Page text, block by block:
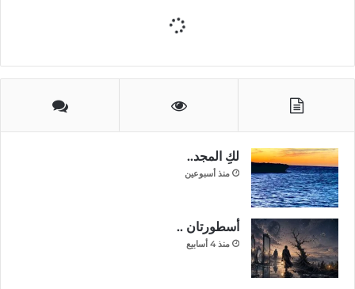
لكِ المجد..
منذ أسبوعين
أسطورتان ..
منذ 4 أسابيع